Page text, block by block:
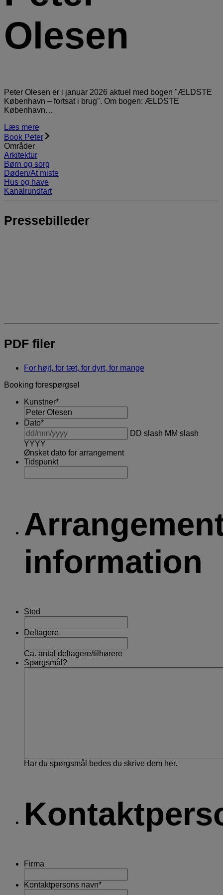
Olesen
Peter Olesen er i januar 2026 aktuel med bogen "ÆLDSTE
København – fortsat i brug". Om bogen: ÆLDSTE
København…
Læs mere
Book Peter
Områder
Arkitektur
Børn og sorg
Døden/At miste
Hus og have
Kanalrundfart
Pressebilleder
PDF filer
For højt, for tæt, for dyrt, for mange
Booking forespørgsel
Kunstner*
Dato*
DD slash MM slash
YYYY
Ønsket dato for arrangement
Tidspunkt
information
Sted
Deltagere
Ca. antal deltagere/tilhørere
Spørgsmål?
Har du spørgsmål bedes du skrive dem her.
Firma
Kontaktpersons navn*